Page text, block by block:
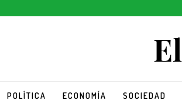
POLÍTICA ECONOMÍA SOCIEDAD